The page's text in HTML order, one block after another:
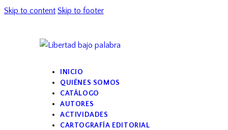
Skip to content Skip to footer
INICIO
QUIÉNES SOMOS
CATÁLOGO
AUTORES
ACTIVIDADES
CARTOGRAFÍA EDITORIAL